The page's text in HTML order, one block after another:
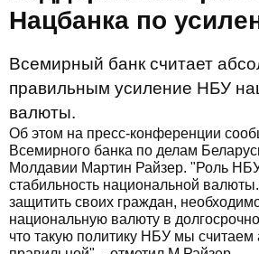
Нацбанка по
Всемирный банк считает
правильным усиление НБУ
валюты.
Об этом на пресс-конференции
Всемирного банка по делам
Молдавии Мартин Райзер. "Роль
стабильность национальной
защитить своих граждан,
национальную валюту в
что такую политику НБУ мы считаем